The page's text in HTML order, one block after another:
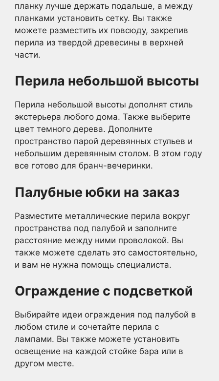
планку лучше держать подальше, а между
планками установить сетку. Вы также
можете разместить их повсюду, закрепив
перила из твердой древесины в верхней
части.
Перила небольшой высоты
Перила небольшой высоты дополнят стиль
экстерьера любого дома. Также выберите
цвет темного дерева. Дополните
пространство парой деревянных стульев и
небольшим деревянным столом. В этом году
все готово для бранч-вечеринки.
Палубные юбки на заказ
Разместите металлические перила вокруг
пространства под палубой и заполните
расстояние между ними проволокой. Вы
также можете сделать это самостоятельно,
и вам не нужна помощь специалиста.
Ограждение с подсветкой
Выбирайте идеи ограждения под палубой в
любом стиле и сочетайте перила с
лампами. Вы также можете установить
освещение на каждой стойке бара или в
другом месте.